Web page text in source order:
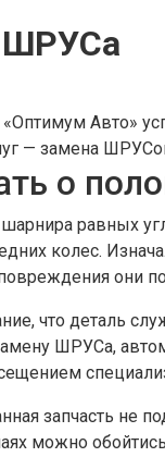
ШРУСа
«Оптимум Авто»
— замена
о
равных
колес.
они
что деталь
ШРУСа,
запчасть не
можно